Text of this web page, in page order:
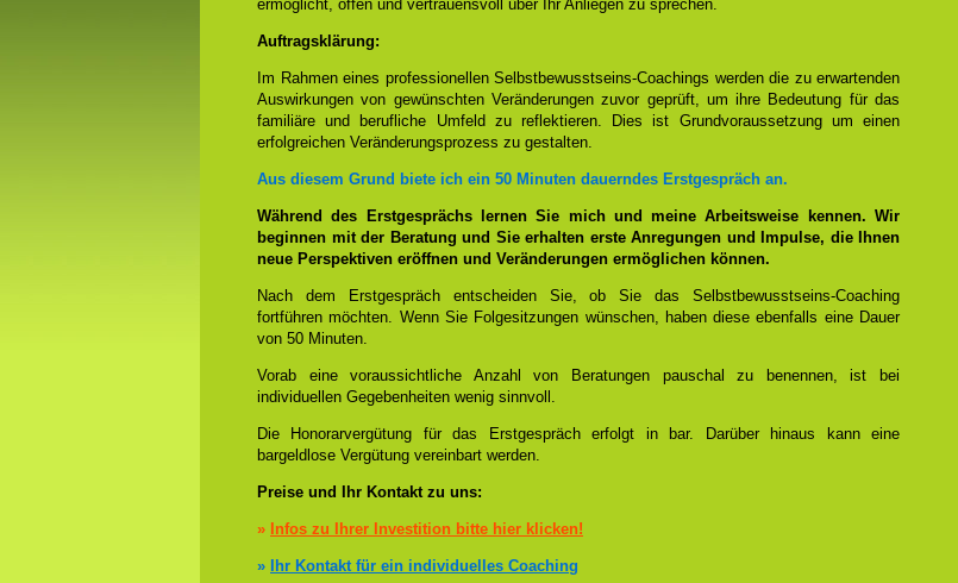
ermöglicht, offen und vertrauensvoll über Ihr Anliegen zu sprechen.
Auftragsklärung:
Im Rahmen eines professionellen Selbstbewusstseins-Coachings werden die zu erwartenden
Auswirkungen von gewünschten Veränderungen zuvor geprüft, um ihre Bedeutung für das
familiäre und berufliche Umfeld zu reflektieren. Dies ist Grundvoraussetzung um einen
erfolgreichen Veränderungsprozess zu gestalten.
Aus diesem Grund biete ich ein 50 Minuten dauerndes Erstgespräch an.
Während des Erstgesprächs lernen Sie mich und meine Arbeitsweise kennen. Wir
beginnen mit der Beratung und Sie erhalten erste Anregungen und Impulse, die Ihnen
neue Perspektiven eröffnen und Veränderungen ermöglichen können.
Nach dem Erstgespräch entscheiden Sie, ob Sie das Selbstbewusstseins-Coaching
fortführen möchten. Wenn Sie Folgesitzungen wünschen, haben diese ebenfalls eine Dauer
von 50 Minuten.
Vorab eine voraussichtliche Anzahl von Beratungen pauschal zu benennen, ist bei
individuellen Gegebenheiten wenig sinnvoll.
Die Honorarvergütung für das Erstgespräch erfolgt in bar. Darüber hinaus kann eine
bargeldlose Vergütung vereinbart werden.
Preise und Ihr Kontakt zu uns:
» Infos zu Ihrer Investition bitte hier klicken!
» Ihr Kontakt für ein individuelles Coaching